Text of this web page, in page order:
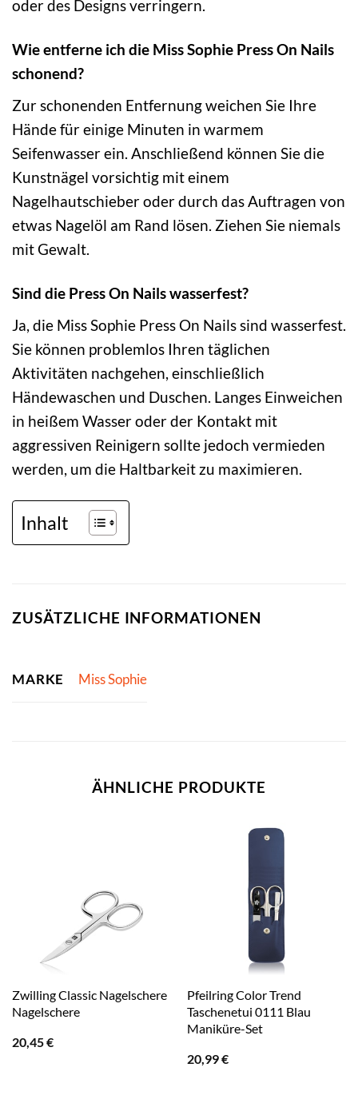
oder des Designs verringern.
Wie entferne ich die Miss Sophie Press On Nails
schonend?
Zur schonenden Entfernung weichen Sie Ihre
Hände für einige Minuten in warmem
Seifenwasser ein. Anschließend können Sie die
Kunstnägel vorsichtig mit einem
Nagelhautschieber oder durch das Auftragen von
etwas Nagelöl am Rand lösen. Ziehen Sie niemals
mit Gewalt.
Sind die Press On Nails wasserfest?
Ja, die Miss Sophie Press On Nails sind wasserfest.
Sie können problemlos Ihren täglichen
Aktivitäten nachgehen, einschließlich
Händewaschen und Duschen. Langes Einweichen
in heißem Wasser oder der Kontakt mit
aggressiven Reinigern sollte jedoch vermieden
werden, um die Haltbarkeit zu maximieren.
Inhalt
ZUSÄTZLICHE INFORMATIONEN
MARKE Miss Sophie
ÄHNLICHE PRODUKTE
Zwilling Classic Nagelschere
Nagelschere
20,45€
Pfeilring Color Trend
Taschenetui 0111 Blau
Maniküre-Set
20,99€